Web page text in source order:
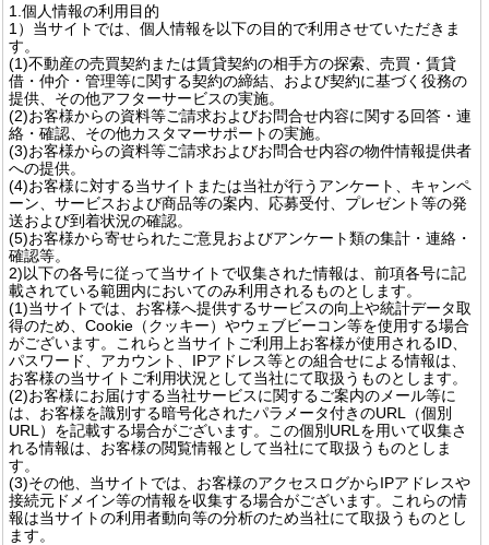
1.個人情報の利用目的
1）当サイトでは、個人情報を以下の目的で利用させていただきま
す。
(1)不動産の売買契約または賃貸契約の相手方の探索、売買・賃貸
借・仲介・管理等に関する契約の締結、および契約に基づく役務の
提供、その他アフターサービスの実施。
(2)お客様からの資料等ご請求およびお問合せ内容に関する回答・連
絡・確認、その他カスタマーサポートの実施。
(3)お客様からの資料等ご請求およびお問合せ内容の物件情報提供者
への提供。
(4)お客様に対する当サイトまたは当社が行うアンケート、キャンペ
ーン、サービスおよび商品等の案内、応募受付、プレゼント等の発
送および到着状況の確認。
(5)お客様から寄せられたご意見およびアンケート類の集計・連絡・
確認等。
2)以下の各号に従って当サイトで収集された情報は、前項各号に記
載されている範囲内においてのみ利用されるものとします。
(1)当サイトでは、お客様へ提供するサービスの向上や統計データ取
得のため、Cookie（クッキー）やウェブビーコン等を使用する場合
がございます。これらと当サイトご利用上お客様が使用されるID、
パスワード、アカウント、IPアドレス等との組合せによる情報は、
お客様の当サイトご利用状況として当社にて取扱うものとします。
(2)お客様にお届けする当社サービスに関するご案内のメール等に
は、お客様を識別する暗号化されたパラメータ付きのURL（個別
URL）を記載する場合がございます。この個別URLを用いて収集さ
れる情報は、お客様の閲覧情報として当社にて取扱うものとしま
す。
(3)その他、当サイトでは、お客様のアクセスログからIPアドレスや
接続元ドメイン等の情報を収集する場合がございます。これらの情
報は当サイトの利用者動向等の分析のため当社にて取扱うものとし
ます。